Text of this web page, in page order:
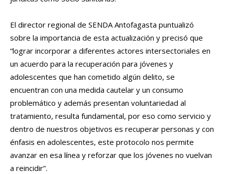
El director regional de SENDA Antofagasta puntualizó
sobre la importancia de esta actualización y precisó que
“lograr incorporar a diferentes actores intersectoriales en
un acuerdo para la recuperación para jóvenes y
adolescentes que han cometido algún delito, se
encuentran con una medida cautelar y un consumo
problemático y además presentan voluntariedad al
tratamiento, resulta fundamental, por eso como servicio y
dentro de nuestros objetivos es recuperar personas y con
énfasis en adolescentes, este protocolo nos permite
avanzar en esa línea y reforzar que los jóvenes no vuelvan
a reincidir”.